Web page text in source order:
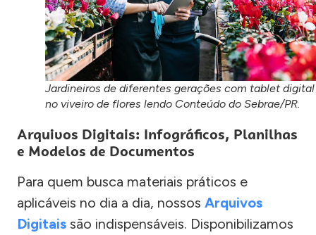
Jardineiros de diferentes gerações com tablet digital
no viveiro de flores lendo Conteúdo do Sebrae/PR.
Arquivos Digitais: Infográficos, Planilhas
e Modelos de Documentos
Para quem busca materiais práticos e
aplicáveis no dia a dia, nossos Arquivos
Digitais são indispensáveis. Disponibilizamos